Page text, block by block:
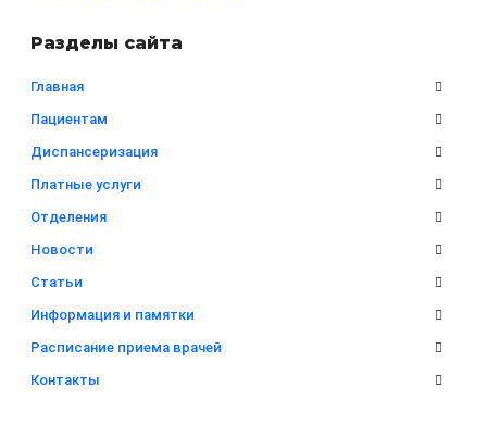
Разделы сайта
Главная
Пациентам
Диспансеризация
Платные услуги
Отделения
Новости
Статьи
Информация и памятки
Расписание приема врачей
Контакты